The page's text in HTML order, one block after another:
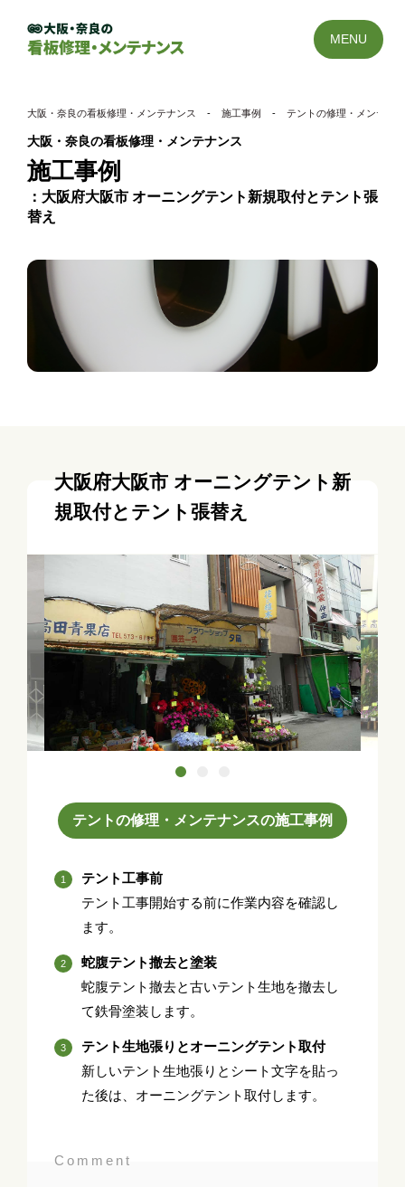
MENU
大阪・奈良の看板修理・メンテナンス - 施工事例 - テントの修理・メンテナ
大阪・奈良の看板修理・メンテナンス
施工事例
大阪府大阪市 オーニングテント新規取付とテント張
替え
大阪府大阪市 オーニングテント新
規取付とテント張替え
テントの修理・メンテナンスの施工事例
テント工事前
テント工事開始する前に作業内容を確認し
ます。
蛇腹テント撤去と塗装
蛇腹テント撤去と古いテント生地を撤去し
て鉄骨塗装します。
テント生地張りとオーニングテント取付
新しいテント生地張りとシート文字を貼っ
た後は、オーニングテント取付します。
Comment